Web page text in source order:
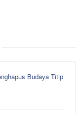
Budaya Titip